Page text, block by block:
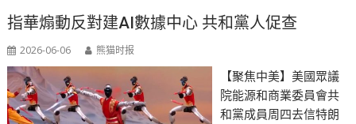
指華煽動反對建AI數據中心 共和黨人促查
2026-06-06 熊猫时报
【聚焦中美】美國眾議
院能源和商業委員會共
和黨成員周四去信特朗